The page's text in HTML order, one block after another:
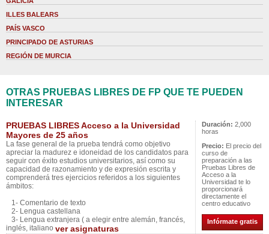
ILLES BALEARS
PAÍS VASCO
PRINCIPADO DE ASTURIAS
REGIÓN DE MURCIA
OTRAS PRUEBAS LIBRES DE FP QUE TE PUEDEN
INTERESAR
PRUEBAS LIBRES Acceso a la Universidad
Mayores de 25 años
La fase general de la prueba tendrá como objetivo
apreciar la madurez e idoneidad de los candidatos para
seguir con éxito estudios universitarios, así como su
capacidad de razonamiento y de expresión escrita y
comprenderá tres ejercicios referidos a los siguientes
ámbitos:
1- Comentario de texto
2- Lengua castellana
3- Lengua extranjera ( a elegir entre alemán, francés,
inglés, italiano ver asignaturas
Duración: 2,000
horas
Precio: El precio del
curso de
preparación a las
Pruebas Libres de
Acceso a la
Universidad te lo
proporcionará
directamente el
centro educativo
Infórmate gratis